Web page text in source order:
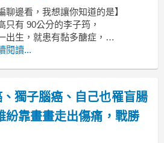
聊邊看，我想讓你知道的是】
只有 90公分的李子筠，
出生，就患有黏多醣症，
定期復健，身體才有繼續活動的力
小就相當自卑，並自我厭惡
閱讀...
獨子腦癌、自己也罹盲腸
靠畫畫走出傷痛，戰勝